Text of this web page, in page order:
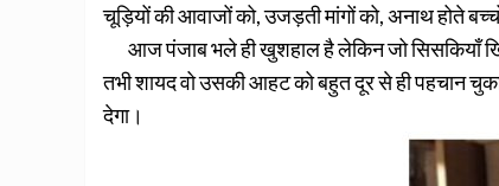
चूड़ियों की आवाजों को, उजड़ती मांगों को, अनाथ होते
आज पंजाब भले ही खुशहाल है लेकिन जो सिसकियाँ
तभी शायद वो उसकी आहट को बहुत दूर से ही पहचान
देगा।